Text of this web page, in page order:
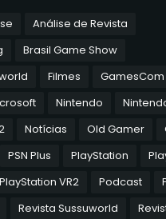
Análise de Revista
Brasil Game Show
Filmes
GamesCom
Nintendo
Notícias Old Gamer
PSN Plus PlayStation
PlayStation VR2 Podcast
Revista Sussuworld